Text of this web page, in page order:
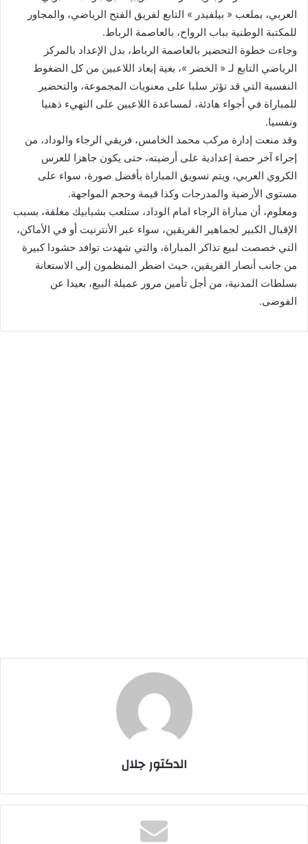
العربي، بملعب « بيلفيدر » التابع لفريق الفتح الرياضي، والمجاور
للمكتبة الوطنية بباب الرواح، بالعاصمة الرباط.
وجاءت خطوة التحضير بالعاصمة الرباط، بدل الإعداد بالمركز
الرياضي التابع لـ « الخضر »، بغية إبعاد اللاعبين من كل الضغوط
النفسية التي قد تؤثر سلبا على معنويات المجموعة، والتحضير
للمباراة في أجواء هادئة، لمساعدة اللاعبين على التهيء ذهنيا
ونفسيا.
وقد منعت إدارة مركب محمد الخامس، فريقي الرجاء والوداد، من
إجراء آخر حصة إعدادية على أرضيته، حتى يكون جاهزا للعرس
الكروي العربي، ويتم تسويق المباراة بأفضل صورة، سواء على
مستوى الأرضية والمدرجات وكذا قيمة وحجم المواجهة.
ومعلوم، أن مباراة الرجاء امام الوداد، ستلعب بشبابيك مغلقة، بسبب
الإقبال الكبير لجماهير الفريقين، سواء عبر الأنترنيت أو في الأماكن،
التي خصصت لبيع تذاكر المباراة، والتي شهدت توافد حشودا كبيرة
من جانب أنصار الفريقين، حيث اضطر المنظمون إلى الاستعانة
بسلطات المدنية، من أجل تأمين مرور عميلة البيع، بعيدا عن
الفوضى.
الدكتور جلال